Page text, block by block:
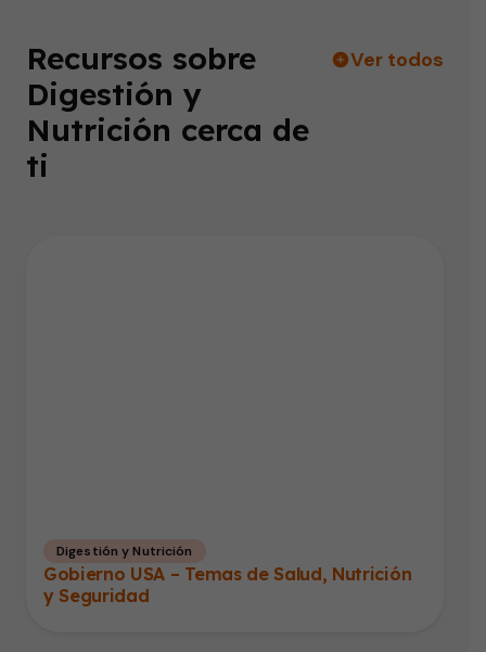
Recursos sobre
Digestión y
Nutrición cerca de
ti
Ver todos
Digestión y Nutrición
Gobierno USA – Temas de Salud, Nutrición
y Seguridad